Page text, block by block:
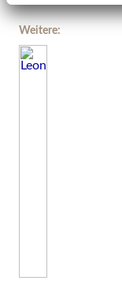
Weitere: